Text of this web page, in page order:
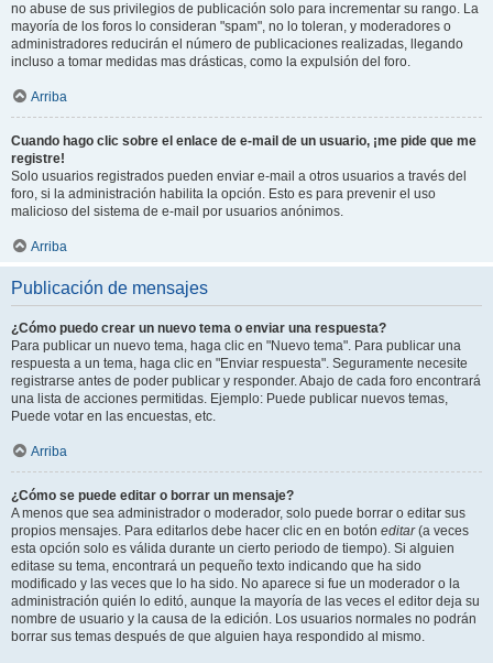
no abuse de sus privilegios de publicación solo para incrementar su rango. La
mayoría de los foros lo consideran "spam", no lo toleran, y moderadores o
administradores reducirán el número de publicaciones realizadas, llegando
incluso a tomar medidas mas drásticas, como la expulsión del foro.
Arriba
Cuando hago clic sobre el enlace de e-mail de un usuario, ¡me pide que me
registre!
Solo usuarios registrados pueden enviar e-mail a otros usuarios a través del
foro, si la administración habilita la opción. Esto es para prevenir el uso
malicioso del sistema de e-mail por usuarios anónimos.
Arriba
Publicación de mensajes
¿Cómo puedo crear un nuevo tema o enviar una respuesta?
Para publicar un nuevo tema, haga clic en "Nuevo tema". Para publicar una
respuesta a un tema, haga clic en "Enviar respuesta". Seguramente necesite
registrarse antes de poder publicar y responder. Abajo de cada foro encontrará
una lista de acciones permitidas. Ejemplo: Puede publicar nuevos temas,
Puede votar en las encuestas, etc.
Arriba
¿Cómo se puede editar o borrar un mensaje?
A menos que sea administrador o moderador, solo puede borrar o editar sus
propios mensajes. Para editarlos debe hacer clic en en botón editar(a veces
esta opción solo es válida durante un cierto periodo de tiempo). Si alguien
editase su tema, encontrará un pequeño texto indicando que ha sido
modificado y las veces que lo ha sido. No aparece si fue un moderador o la
administración quién lo editó, aunque la mayoría de las veces el editor deja su
nombre de usuario y la causa de la edición. Los usuarios normales no podrán
borrar sus temas después de que alguien haya respondido al mismo.